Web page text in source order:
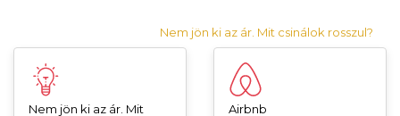
Nem jön ki az ár. Mit csinálok rosszul?
Nem jön ki az ár. Mit
Airbnb